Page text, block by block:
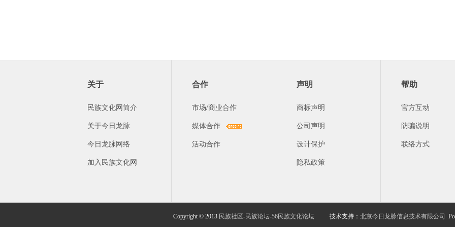
关于
民族文化网简介
关于今日龙脉
今日龙脉网络
加入民族文化网
合作
市场/商业合作
媒体合作
活动合作
声明
商标声明
公司声明
设计保护
隐私政策
帮助
官方互动
防骗说明
联络方式
Copyright © 2013 民族社区-民族论坛-56民族文化论坛 技术支持： 北京今日龙脉信息技术有限公司